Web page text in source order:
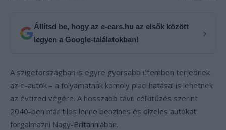
Állítsd be, hogy az e-cars.hu az elsők között
legyen a Google-találatokban!
›
A szigetországban is egyre gyorsabb ütemben terjednek
az e-autók – a folyamatnak komoly piaci hatásai is lehetnek
az évtized végére. A hosszabb távú célkitűzés szerint
2040-ben már tilos lenne benzines és dízeles autókat
forgalmazni Nagy-Britanniában.